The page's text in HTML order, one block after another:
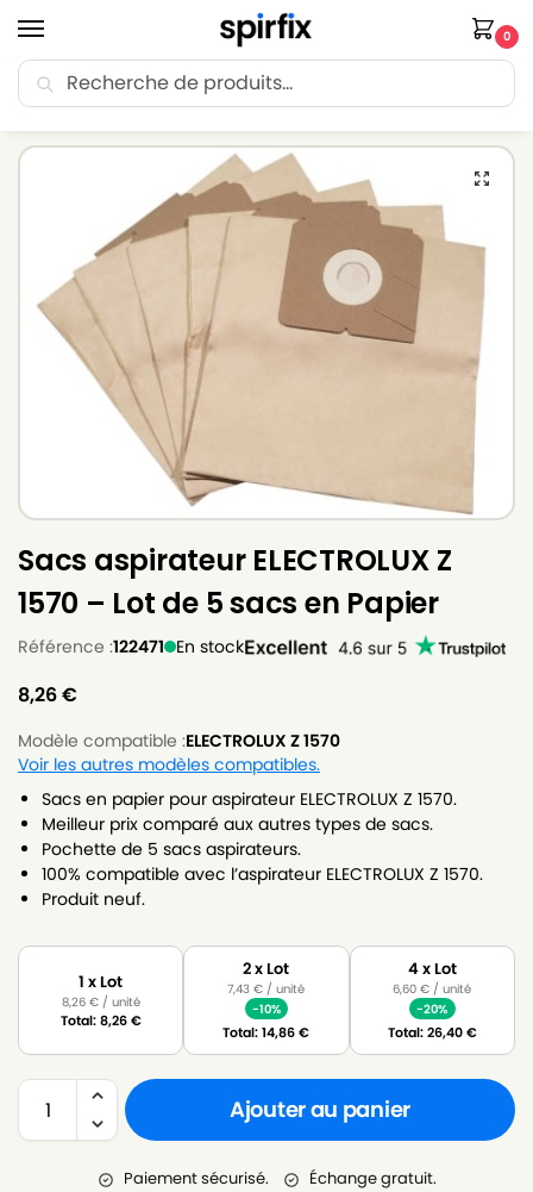
0
🚚 Livraison Point Relais offerte dès 30€ d’achat.
Sacs aspirateur ELECTROLUX Z
1570 – Lot de 5 sacs en Papier
Référence :122471 En stock
8,26€
Modèle compatible :ELECTROLUX Z 1570
Voir les autres modèles compatibles.
Sacs en papier pour aspirateur ELECTROLUX Z 1570.
Meilleur prix comparé aux autres types de sacs.
Pochette de 5 sacs aspirateurs.
100% compatible avec l’aspirateur ELECTROLUX Z 1570.
Produit neuf.
1 x Lot
8,26 €/ unité
Total:8,26€
2 x Lot
7,43€ / unité
-10%
Total:14,86€
4 x Lot
6,60€ / unité
-20%
Total:26,40€
Ajouter au panier
Paiement sécurisé. Échange gratuit.